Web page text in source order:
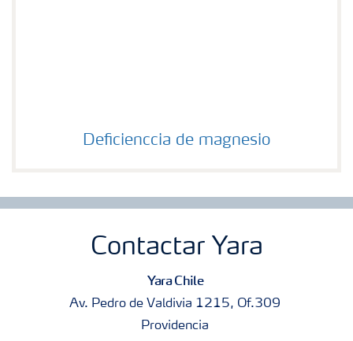
Deficienccia de magnesio
Deficienccia de magnesio
Contactar Yara
Yara Chile
Av. Pedro de Valdivia 1215, Of.309
Providencia